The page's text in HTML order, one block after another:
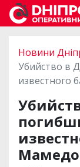
Новини
Убийство в
известного